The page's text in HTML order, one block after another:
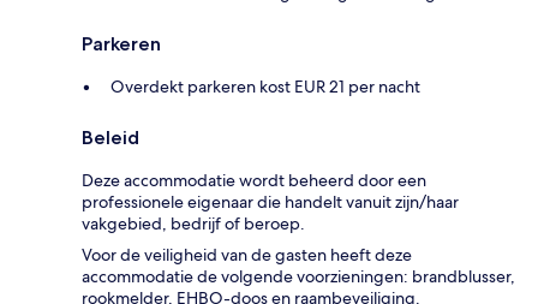
Parkeren
Overdekt parkeren kost EUR 21 per nacht
Beleid
Deze accommodatie wordt beheerd door een
professionele eigenaar die handelt vanuit zijn/haar
vakgebied, bedrijf of beroep.
Voor de veiligheid van de gasten heeft deze
accommodatie de volgende voorzieningen: brandblusser,
rookmelder, EHBO-doos en raambeveiliging.